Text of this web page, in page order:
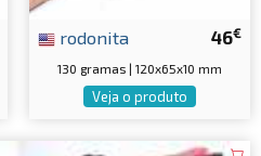
46€
rodonita
130 gramas | 120x65x10 mm
Veja o produto